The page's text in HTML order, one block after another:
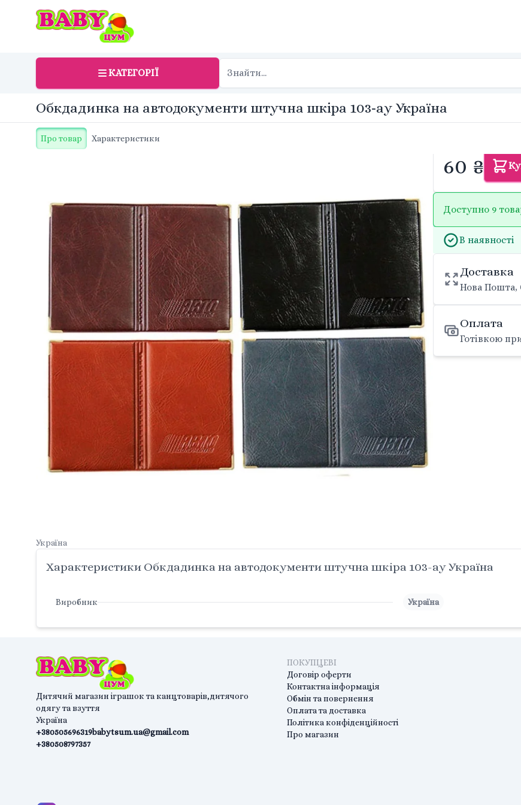
КАТЕГОРІЇ
Обкдадинка на автодокументи штучна шкіра 103-ау Україна
Про товар Характеристики
Україна
60 ₴
Доступно 9
В наявності
Доставка
Нова Пошта,
Оплата
Готівкою
Характеристики Обкдадинка на автодокументи штучна шкіра 103-ау Україна
Виробник Україна
Дитячий магазин іграшок та канцтоварів,дитячого
одягу та взуття
Україна
+380505696319
+380508797357
babytsum.ua@gmail.com
ПОКУПЦЕВІ
Договір оферти
Контактна інформація
Обмін та повернення
Оплата та доставка
Політика конфіденційності
Про магазин